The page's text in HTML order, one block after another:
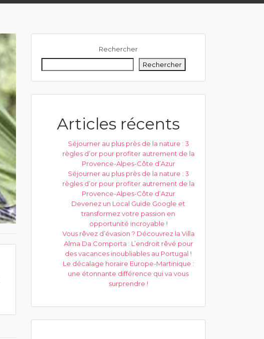
Rechercher
Rechercher
Articles récents
Séjourner au plus près de la nature : 3
règles d’or pour profiter autrement de la
Provence-Alpes-Côte d’Azur
Séjourner au plus près de la nature : 3
règles d’or pour profiter autrement de la
Provence-Alpes-Côte d’Azur
Devenez un Local Guide Google et
transformez votre passion en
opportunité incroyable !
Vous rêvez d’évasion ? Découvrez la Villa
Alma Da Comporta : L’endroit rêvé pour
des vacances inoubliables au Portugal !
Le décalage horaire Europe-Martinique :
une étonnante différence qui va vous
surprendre !